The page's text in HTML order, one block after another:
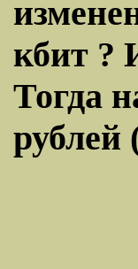
кбит ?
Тогда
рублей